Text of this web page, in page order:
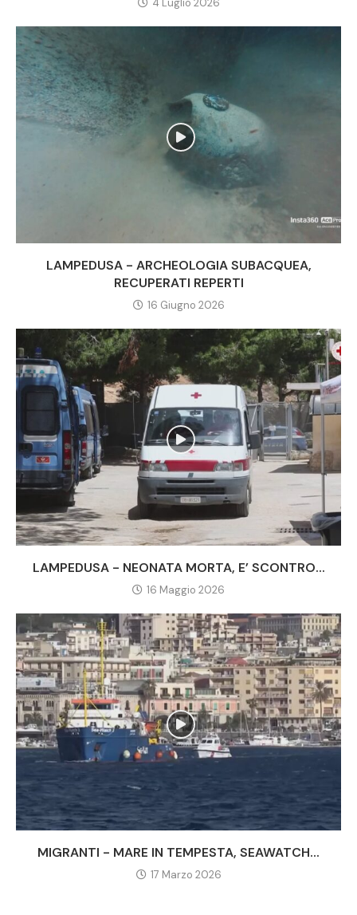
4 Luglio 2026
LAMPEDUSA - ARCHEOLOGIA SUBACQUEA,
RECUPERATI REPERTI
16 Giugno 2026
LAMPEDUSA - NEONATA MORTA, E’ SCONTRO...
16 Maggio 2026
MIGRANTI - MARE IN TEMPESTA, SEAWATCH...
17 Marzo 2026